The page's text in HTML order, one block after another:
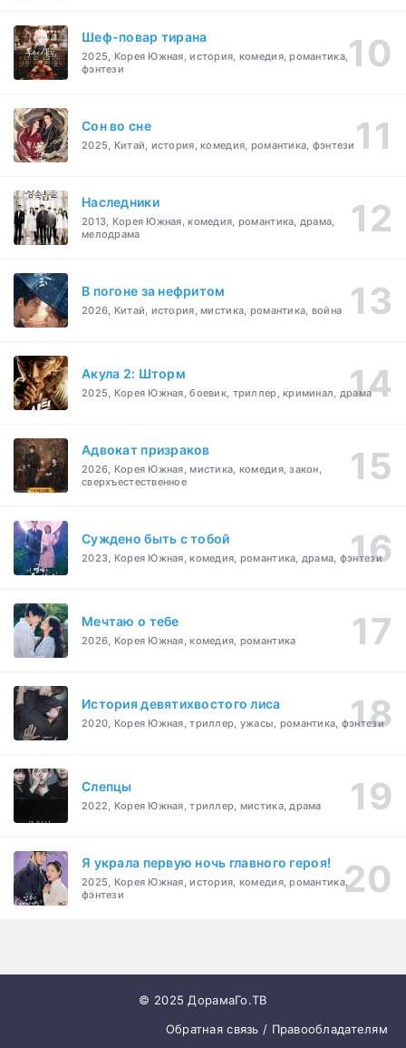
Шеф-повар тирана
2025, Корея Южная, история, комедия, романтика,
фэнтези
Cон во сне
2025, Китай, история, комедия, романтика, фэнтези
Наследники
2013, Корея Южная, комедия, романтика, драма,
мелодрама
В погоне за нефритом
2026, Китай, история, мистика, романтика, война
Акула 2: Шторм
2025, Корея Южная, боевик, триллер, криминал, драма
Адвокат призраков
2026, Корея Южная, мистика, комедия, закон,
сверхъестественное
Суждено быть с тобой
2023, Корея Южная, комедия, романтика, драма, фэнтези
Мечтаю о тебе
2026, Корея Южная, комедия, романтика
История девятихвостого лиса
2020, Корея Южная, триллер, ужасы, романтика, фэнтези
Слепцы
2022, Корея Южная, триллер, мистика, драма
Я украла первую ночь главного героя!
2025, Корея Южная, история, комедия, романтика,
фэнтези
© 2025 ДорамаГо.ТВ
Обратная связь / Правообладателям